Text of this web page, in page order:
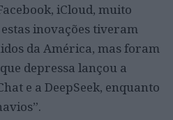
iCloud, muito
estas inovações tiveram
da América, mas foram
depressa lançou a
e a DeepSeek, enquanto